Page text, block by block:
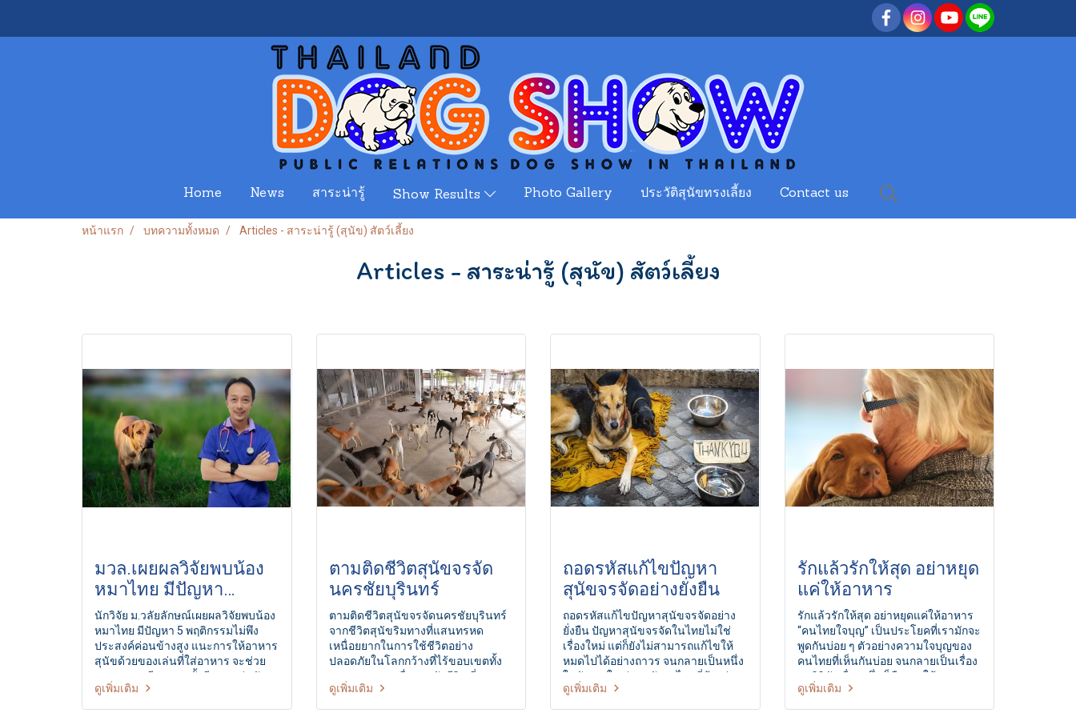
Home News สาระน่ารู้ Show Results Photo Gallery ประวัติสุนัขทรงเลี้ยง Contact us
หน้าแรก บทความทั้งหมด Articles - สาระน่ารู้ (สุนัข) สัตว์เลี้ยง
Articles - สาระน่ารู้ (สุนัข) สัตว์เลี้ยง
มวล.เผยผลวิจัยพบน้อง
หมาไทย มีปัญหา
พฤติกรรมไม่พึงประสงค์
ค่อนข้างสูง
นักวิจัย ม.วลัยลักษณ์เผยผลวิจัยพบน้อง
หมาไทย มีปัญหา 5 พฤติกรรมไม่พึง
ประสงค์ค่อนข้างสูง แนะการให้อาหาร
สุนัขด้วยของเล่นที่ใส่อาหาร จะช่วย
ลดความเครียด รวมทั้งมีเวลาเล่นกับ
สุนัข พาไปเดินเล่น ให้รางวัล ไม่
ลงโทษ
ดูเพิ่มเติม
ตามติดชีวิตสุนัขจรจัด
นครชัยบุรินทร์
ตามติดชีวิตสุนัขจรจัดนครชัยบุรินทร์
จากชีวิตสุนัขริมทางที่แสนทรหด
เหนื่อยยากในการใช้ชีวิตอย่าง
ปลอดภัยในโลกกว้างที่ไร้ขอบเขตทั้ง
การหาอาหารเพื่อประทังชีวิต ที่นอน
หรือหลบเร้นจากการถูกทำร้าย วันนี้
สุนัขจรจัดจำนวนนับพันตัวได้มีโอกาส
ดูเพิ่มเติม
ถอดรหัสแก้ไขปัญหา
สุนัขจรจัดอย่างยั่งยืน
ถอดรหัสแก้ไขปัญหาสุนัขจรจัดอย่าง
ยั่งยืน ปัญหาสุนัขจรจัดในไทยไม่ใช่
เรื่องใหม่ แต่ก็ยังไม่สามารถแก้ไขให้
หมดไปได้อย่างถาวร จนกลายเป็นหนึ่ง
ในปัญหาใหญ่ของสังคมไทยที่ต้องร่วม
กันแก้อย่างจริงจังและยั่งยืน เพื่อลด
และป้องกันไม่ให้มีสุนัขจรจัดเพิ่มมาก
ดูเพิ่มเติม
รักแล้วรักให้สุด อย่าหยุด
แค่ให้อาหาร
รักแล้วรักให้สุด อย่าหยุดแค่ให้อาหาร
“คนไทยใจบุญ” เป็นประโยคที่เรามักจะ
พูดกันบ่อย ๆ ตัวอย่างความใจบุญของ
คนไทยที่เห็นกันบ่อย จนกลายเป็นเรื่อง
ปกติวิสัยเรื่องหนึ่ง ก็คือการให้อาหาร
สุนัขจรจัดที่พลัดหลงมาแถวหน้าบ้าน
ข้างร้านค้า หรือข้างถนน การที่มีคน
ดูเพิ่มเติม